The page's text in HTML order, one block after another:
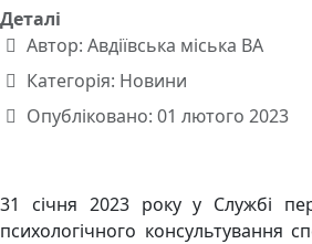
Деталі
Автор: Авдіївська міська ВА
Категорія: Новини
Опубліковано: 01 лютого 2023
31 січня 2023 року у Службі
психологічного консультування